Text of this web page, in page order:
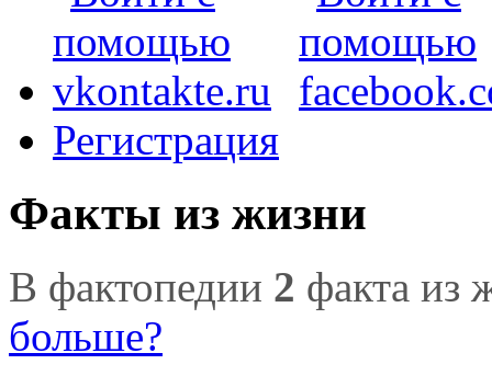
Регистрация
Факты из жизни
В фактопедии 2 факта из
больше?